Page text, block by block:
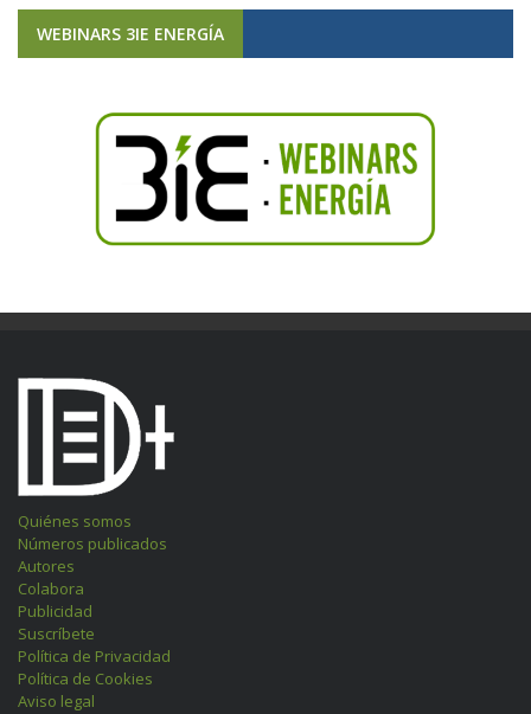
WEBINARS 3IE ENERGÍA
Quiénes somos
Números publicados
Autores
Colabora
Publicidad
Suscríbete
Política de Privacidad
Política de Cookies
Aviso legal